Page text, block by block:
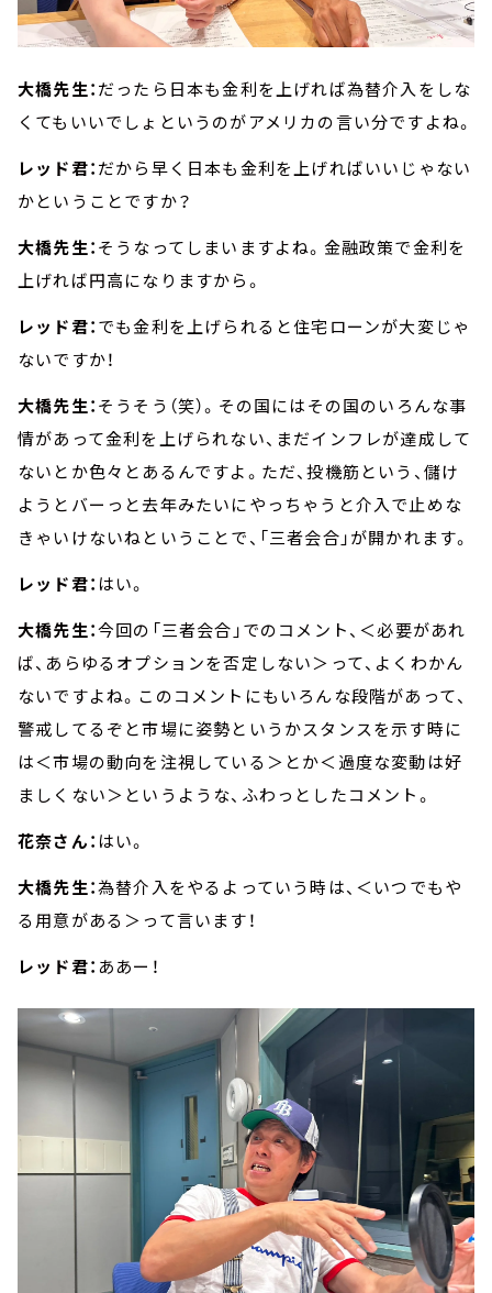
大橋先生：だったら日本も金利を上げれば為替介入をしな
くてもいいでしょというのがアメリカの言い分ですよね。
レッド君：だから早く日本も金利を上げればいいじゃない
かということですか？
大橋先生：そうなってしまいますよね。金融政策で金利を
上げれば円高になりますから。
レッド君：でも金利を上げられると住宅ローンが大変じゃ
ないですか！
大橋先生：そうそう（笑）。その国にはその国のいろんな事
情があって金利を上げられない、まだインフレが達成して
ないとか色々とあるんですよ。ただ、投機筋という、儲け
ようとバーっと去年みたいにやっちゃうと介入で止めな
きゃいけないねということで、「三者会合」が開かれます。
レッド君： はい。
大橋先生：今回の「三者会合」でのコメント、＜必要があれ
ば、あらゆるオプションを否定しない＞って、よくわかん
ないですよね。このコメントにもいろんな段階があって、
警戒してるぞと市場に姿勢というかスタンスを示す時に
は＜市場の動向を注視している＞とか＜過度な変動は好
ましくない＞というような、ふわっとしたコメント。
花奈さん： はい。
大橋先生：為替介入をやるよっていう時は、＜いつでもや
る用意がある＞って言います！
レッド君： ああー！